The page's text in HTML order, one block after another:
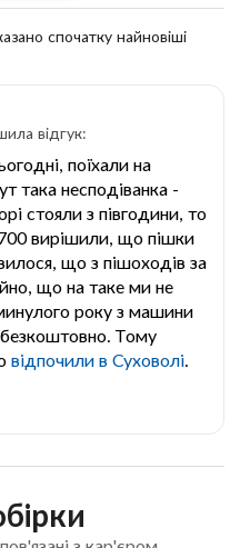
спочатку найновіші
відгук:
поїхали на
така несподіванка -
стояли з півгодини, то
вирішили, що пішки
що з пішоходів за
що на таке ми не
року з машини
Тому
відпочили в Суховолі.